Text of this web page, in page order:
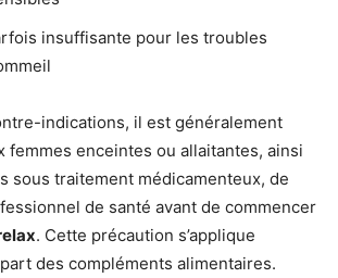
insuffisante pour les troubles
indications, il est généralement
femmes enceintes ou allaitantes, ainsi
sous traitement médicamenteux, de
de santé avant de commencer
. Cette précaution s’applique
des compléments alimentaires.